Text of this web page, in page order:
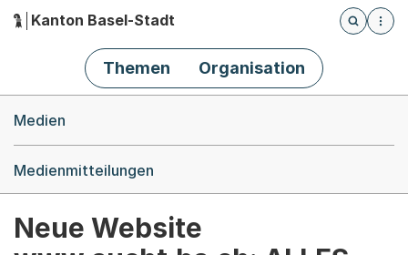
Hauptnavigation
Kanton Basel-Stadt
Öffnet
Themen Organisation
Medien
Medienmitteilungen
Neue Website